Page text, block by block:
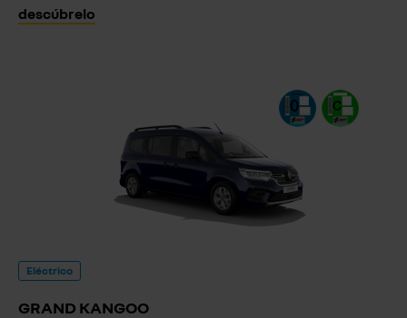
descúbrelo
Eléctrico
GRAND KANGOO